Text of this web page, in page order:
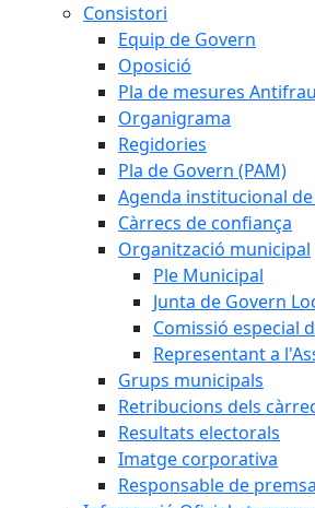
Consistori
Equip de Govern
Oposició
Pla de mesures
Organigrama
Regidories
Pla de Govern (PAM)
Agenda institucional
Càrrecs de confiança
Organització municipal
Ple Municipal
Junta de Govern
Comissió especial
Representant a
Grups municipals
Retribucions dels
Resultats electorals
Imatge corporativa
Responsable de premsa